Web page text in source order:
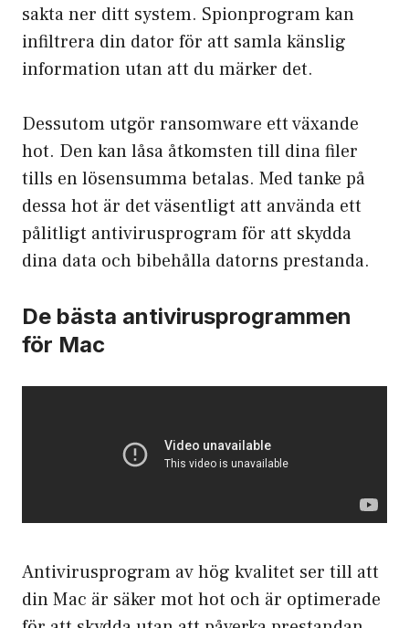
sakta ner ditt system. Spionprogram kan
infiltrera din dator för att samla känslig
information utan att du märker det.
Dessutom utgör ransomware ett växande
hot. Den kan låsa åtkomsten till dina filer
tills en lösensumma betalas. Med tanke på
dessa hot är det väsentligt att använda ett
pålitligt antivirusprogram för att skydda
dina data och bibehålla datorns prestanda.
De bästa antivirusprogrammen
för Mac
Antivirusprogram av hög kvalitet ser till att
din Mac är säker mot hot och är optimerade